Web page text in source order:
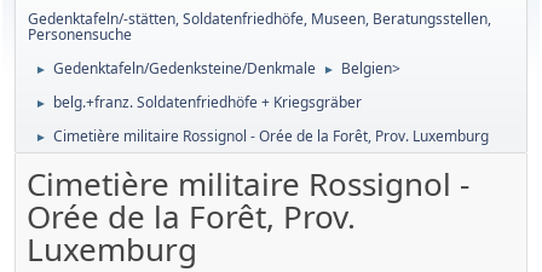
Gedenktafeln/-stätten, Soldatenfriedhöfe, Museen, Beratungsstellen,
Personensuche
► Gedenktafeln/Gedenksteine/Denkmale ► Belgien>
► belg.+franz. Soldatenfriedhöfe + Kriegsgräber
► Cimetière militaire Rossignol - Orée de la Forêt, Prov. Luxemburg
Cimetière militaire Rossignol -
Orée de la Forêt, Prov.
Luxemburg